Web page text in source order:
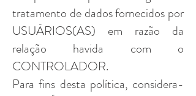
tratamento de dados fornecidos por
USUÁRIOS(AS) em razão da
relação havida com o
CONTROLADOR.
Para fins desta política, considera-